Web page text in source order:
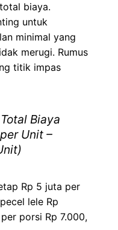
biaya.
untuk
minimal yang
merugi. Rumus
titik impas
Biaya
Unit –
Rp 5 juta per
lele Rp
porsi Rp 7.000,